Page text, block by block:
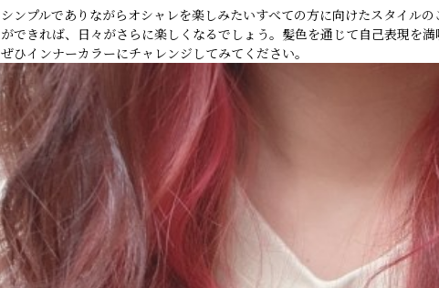
ンプルでありながらオシャレを楽しみたいすべての方に向けたスタイル
できれば、日々がさらに楽しくなるでしょう。髪色を通じて自己表現を
ひインナーカラーにチャレンジしてみてください。